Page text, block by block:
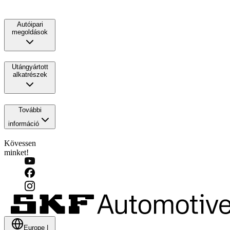
Autóipari
megoldások
Utángyártott
alkatrészek
További
információ
Kövessen
minket!
Europe